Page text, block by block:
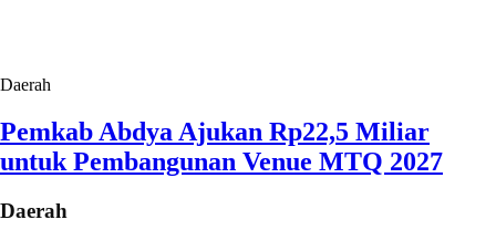
Daerah
Pemkab Abdya Ajukan Rp22,5 Miliar
untuk Pembangunan Venue MTQ 2027
Daerah